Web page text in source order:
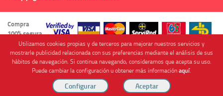
Compra
100% segura
Cofinanciado por
Utilizamos cookies propias y de terceros para mejorar nuestros servicios y
mostrarle publicidad relacionada con sus preferencias mediante el análisis de sus
hábitos de navegación. Si continua navegando, consideramos que acepta su uso.
Puede cambiar la configuración u obtener más informaciónaquí.